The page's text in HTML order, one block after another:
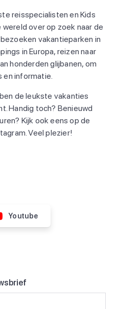
reisspecialisten en Kids
over op zoek naar de
vakantieparken in
in Europa, reizen naar
honderden glijbanen, om
en informatie.
de leukste vakanties
Handig toch? Benieuwd
Kijk ook eens op de
Veel plezier!
Youtube